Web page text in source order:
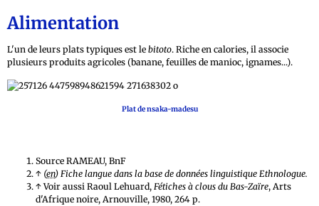
Alimentation
L'un de leurs plats typiques est le bitoto. Riche en calories, il associe
plusieurs produits agricoles (banane, feuilles de manioc, ignames...).
Plat de nsaka-madesu
Source RAMEAU, BnF
↑ (en) Fiche langue dans la base de données linguistique Ethnologue.
↑ Voir aussi Raoul Lehuard, Fétiches à clous du Bas-Zaïre, Arts
d'Afrique noire, Arnouville, 1980, 264 p.